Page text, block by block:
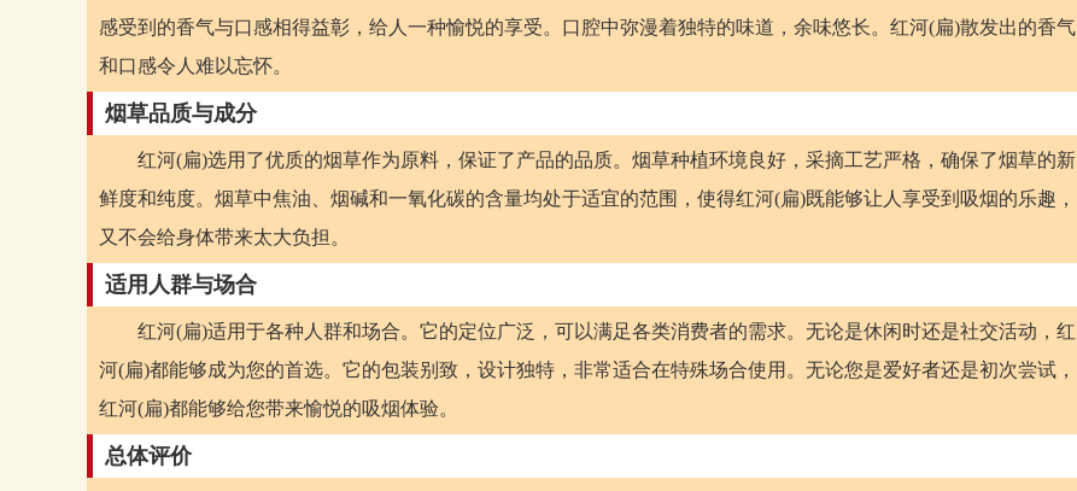
感受到的香气与口感相得益彰，给人一种愉悦的享受。口腔中弥漫着独特的味道，余味悠长。红河(扁)散发出的香气
和口感令人难以忘怀。
烟草品质与成分
红河(扁)选用了优质的烟草作为原料，保证了产品的品质。烟草种植环境良好，采摘工艺严格，确保了烟草的新
鲜度和纯度。烟草中焦油、烟碱和一氧化碳的含量均处于适宜的范围，使得红河(扁)既能够让人享受到吸烟的乐趣，
又不会给身体带来太大负担。
适用人群与场合
红河(扁)适用于各种人群和场合。它的定位广泛，可以满足各类消费者的需求。无论是休闲时还是社交活动，红
河(扁)都能够成为您的首选。它的包装别致，设计独特，非常适合在特殊场合使用。无论您是爱好者还是初次尝试，
红河(扁)都能够给您带来愉悦的吸烟体验。
总体评价